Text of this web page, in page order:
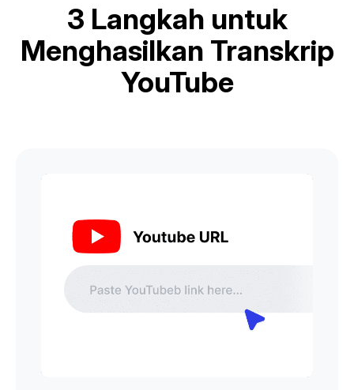
3 Langkah untuk
Menghasilkan Transkrip
YouTube